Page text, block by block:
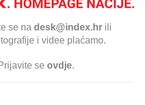
se na desk@index.hr ili
i videe plaćamo.
se ovdje.